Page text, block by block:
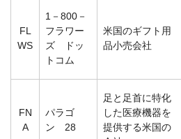
FL
WS
1－800－
フラワー
ズ ドッ
トコム
米国のギフト用
品小売会社
FN
A
パラゴ
ン 28
足と足首に特化
した医療機器を
提供する米国の